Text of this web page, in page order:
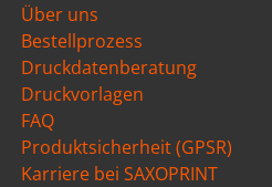
Über uns
Bestellprozess
Druckdatenberatung
Druckvorlagen
FAQ
Produktsicherheit (GPSR)
Karriere bei SAXOPRINT